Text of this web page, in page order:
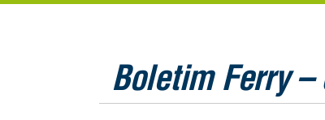
Boletim Ferry –